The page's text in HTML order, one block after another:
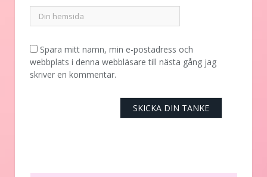
Spara mitt namn, min e-postadress och
webbplats i denna webbläsare till nästa gång jag
skriver en kommentar.